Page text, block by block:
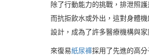
除了行動能力的挑戰，排泄照
而抗拒飲水或外出，這對身體
設計，成為了許多醫療機構與
來復易紙尿褲採用了先進的高